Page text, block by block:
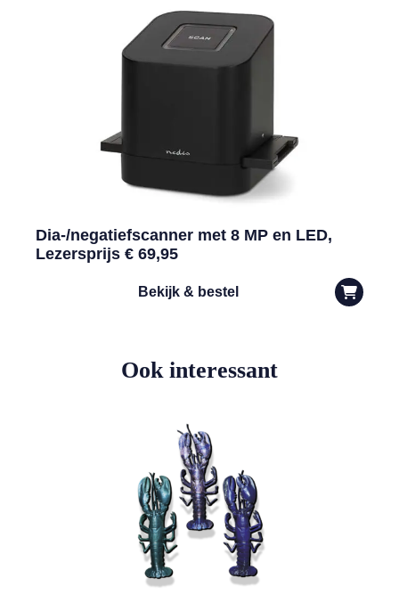
Dia-/negatiefscanner met 8 MP en LED,
Lezersprijs € 69,95
Bekijk & bestel
Ook interessant
Lees meer over WIN! Een handgemaakte epoxy kreeft in een kleur